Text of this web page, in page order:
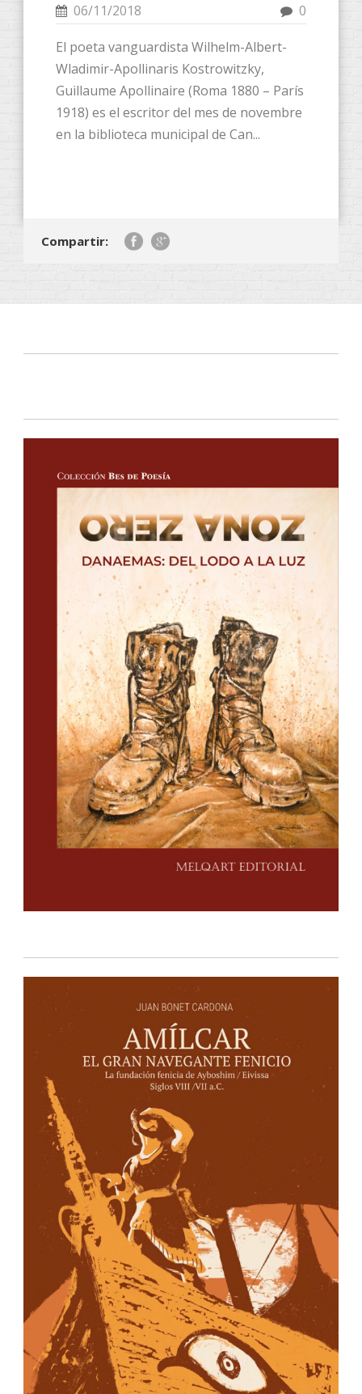
06/11/2018 0
El poeta vanguardista Wilhelm-Albert-
Wladimir-Apollinaris Kostrowitzky,
Guillaume Apollinaire (Roma 1880 – París
1918) es el escritor del mes de novembre
en la biblioteca municipal de Can...
Compartir: